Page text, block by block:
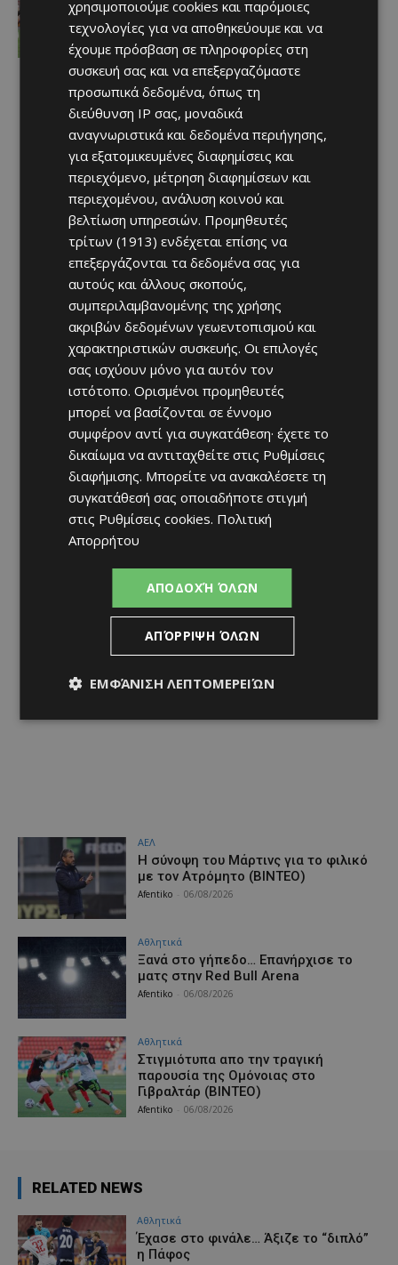
η Πάφος
Afentiko - 06/08/2026
ΑΕΛ
H σύνοψη του Μάρτινς για το φιλικό
με τον Ατρόμητο (ΒΙΝΤΕΟ)
Afentiko 06/08/2026
Αθλητικά
Ξανά στο γήπεδο… Επανήρχισε το
ματς στην Red Bull Arena
Afentiko 06/08/2026
Αθλητικά
Στιγμιότυπα απο την τραγική
παρουσία της Ομόνοιας στο
Γιβραλτάρ (ΒΙΝΤΕΟ)
Afentiko 06/08/2026
RELATED NEWS
Αθλητικά
Έχασε στο φινάλε… Άξιζε το “διπλό”
η Πάφος
χρησιμοποιούμε cookies και παρόμοιες
τεχνολογίες για να αποθηκεύουμε και να
έχουμε πρόσβαση σε πληροφορίες στη
συσκευή σας και να επεξεργαζόμαστε
προσωπικά δεδομένα, όπως τη
διεύθυνση IP σας, μοναδικά
αναγνωριστικά και δεδομένα περιήγησης,
για εξατομικευμένες διαφημίσεις και
περιεχόμενο, μέτρηση διαφημίσεων και
περιεχομένου, ανάλυση κοινού και
βελτίωση υπηρεσιών. Προμηθευτές
τρίτων (1913) ενδέχεται επίσης να
επεξεργάζονται τα δεδομένα σας για
αυτούς και άλλους σκοπούς,
συμπεριλαμβανομένης της χρήσης
ακριβών δεδομένων γεωεντοπισμού και
χαρακτηριστικών συσκευής. Οι επιλογές
σας ισχύουν μόνο για αυτόν τον
ιστότοπο. Ορισμένοι προμηθευτές
μπορεί να βασίζονται σε έννομο
συμφέρον αντί για συγκατάθεση· έχετε το
δικαίωμα να αντιταχθείτε στις Ρυθμίσεις
διαφήμισης. Μπορείτε να ανακαλέσετε τη
συγκατάθεσή σας οποιαδήποτε στιγμή
στις Ρυθμίσεις cookies. Πολιτική
Απορρήτου
ΑΠΟΔΟΧΉ ΌΛΩΝ
ΑΠΌΡΡΙΨΗ ΌΛΩΝ
ΕΜΦΆΝΙΣΗ ΛΕΠΤΟΜΕΡΕΙΏΝ